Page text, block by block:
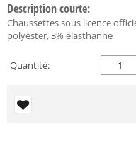
Description courte:
Chaussettes sous licence
polyester, 3% élasthanne
Quantité: